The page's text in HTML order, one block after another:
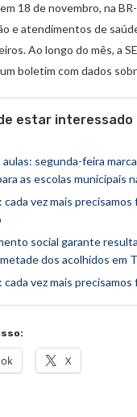
18 de novembro, na
e atendimentos de
Ao longo do mês, a
boletim com dados
estar interessado
aulas: segunda-feira
as escolas municipais
cada vez mais precisamos
social garante
dos acolhidos em
cada vez mais precisamos
X